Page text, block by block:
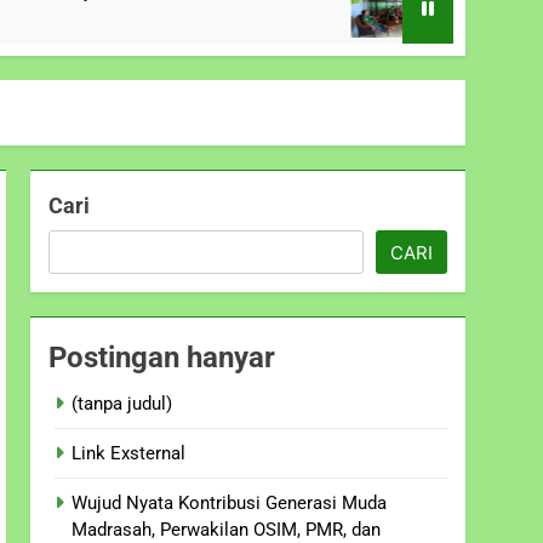
10 Bulan Ago
Cari
CARI
Postingan hanyar
(tanpa judul)
Link Exsternal
Wujud Nyata Kontribusi Generasi Muda
Madrasah, Perwakilan OSIM, PMR, dan